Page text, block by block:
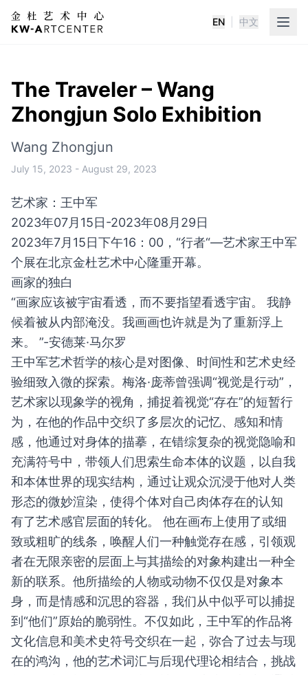
K&W Art Center
EN 中文
The Traveler – Wang
Zhongjun Solo Exhibition
Wang Zhongjun
July 15, 2023 - August 29, 2023
艺术家：王中军
2023年07月15日-2023年08月29日
2023年7月15日下午16：00， “行者“—艺术家王中军
个展在北京金杜艺术中心隆重开幕。
画家的独白
“画家应该被宇宙看透，而不要指望看透宇宙。 我静
候着被从内部淹没。我画画也许就是为了重新浮上
来。 ”-安德莱·马尔罗
王中军艺术哲学的核心是对图像、时间性和艺术史经
验细致入微的探索。梅洛·庞蒂曾强调“视觉是行动”，
艺术家以现象学的视角，捕捉着视觉“存在”的短暂行
为，在他的作品中交织了多层次的记忆、感知和情
感，他通过对身体的描摹，在错综复杂的视觉隐喻和
充满符号中，带领人们思索生命本体的议题，以自我
和本体世界的现实结构，通过让观众沉浸于他对人类
形态的微妙渲染，使得个体对自己肉体存在的认知
有了艺术感官层面的转化。 他在画布上使用了或细
致或粗旷的线条，唤醒人们一种触觉存在感，引领观
者在无限亲密的层面上与其描绘的对象构建出一种全
新的联系。他所描绘的人物或动物不仅仅是对象本
身，而是情感和沉思的容器，我们从中似乎可以捕捉
到“他们”原始的脆弱性。不仅如此，王中军的作品将
文化信息和美术史符号交织在一起，弥合了过去与现
在的鸿沟，他的艺术词汇与后现代理论相结合，挑战